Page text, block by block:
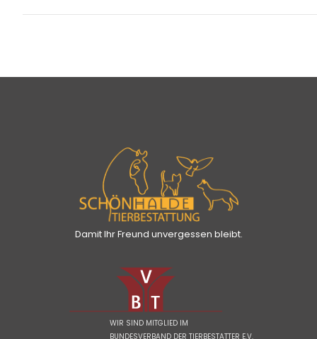
Damit Ihr Freund unvergessen bleibt.
WIR SIND MITGLIED IM
BUNDESVERBAND DER TIERBESTATTER E.V.